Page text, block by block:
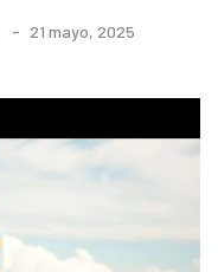
21 mayo, 2025